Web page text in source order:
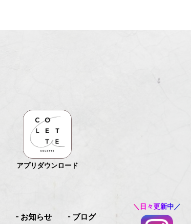
アプリダウンロード
- お知らせ - ブログ
＼日々更新中／